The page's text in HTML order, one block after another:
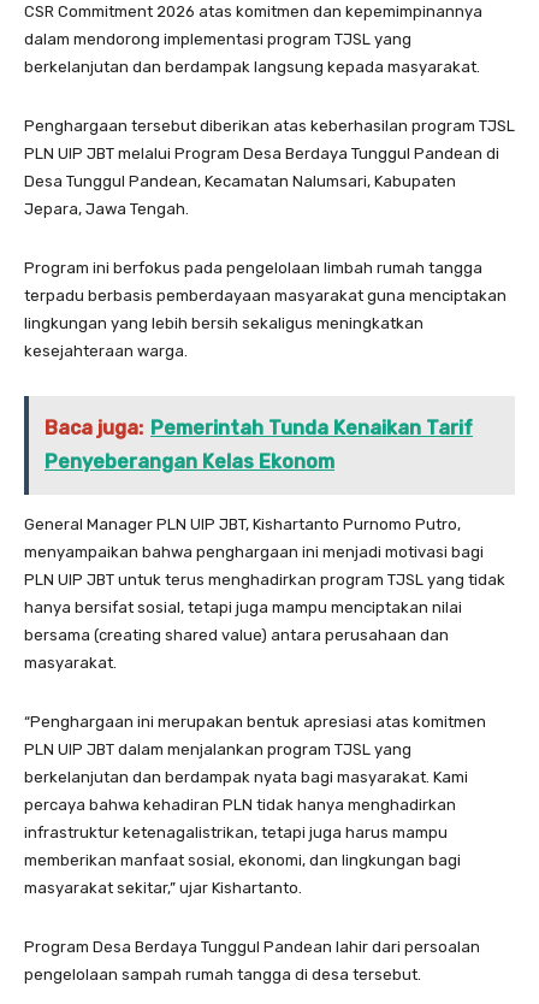
CSR Commitment 2026 atas komitmen dan kepemimpinannya
dalam mendorong implementasi program TJSL yang
berkelanjutan dan berdampak langsung kepada masyarakat.
Penghargaan tersebut diberikan atas keberhasilan program TJSL
PLN UIP JBT melalui Program Desa Berdaya Tunggul Pandean di
Desa Tunggul Pandean, Kecamatan Nalumsari, Kabupaten
Jepara, Jawa Tengah.
Program ini berfokus pada pengelolaan limbah rumah tangga
terpadu berbasis pemberdayaan masyarakat guna menciptakan
lingkungan yang lebih bersih sekaligus meningkatkan
kesejahteraan warga.
Baca juga: Pemerintah Tunda Kenaikan Tarif
Penyeberangan Kelas Ekonom
General Manager PLN UIP JBT, Kishartanto Purnomo Putro,
menyampaikan bahwa penghargaan ini menjadi motivasi bagi
PLN UIP JBT untuk terus menghadirkan program TJSL yang tidak
hanya bersifat sosial, tetapi juga mampu menciptakan nilai
bersama (creating shared value) antara perusahaan dan
masyarakat.
“Penghargaan ini merupakan bentuk apresiasi atas komitmen
PLN UIP JBT dalam menjalankan program TJSL yang
berkelanjutan dan berdampak nyata bagi masyarakat. Kami
percaya bahwa kehadiran PLN tidak hanya menghadirkan
infrastruktur ketenagalistrikan, tetapi juga harus mampu
memberikan manfaat sosial, ekonomi, dan lingkungan bagi
masyarakat sekitar,” ujar Kishartanto.
Program Desa Berdaya Tunggul Pandean lahir dari persoalan
pengelolaan sampah rumah tangga di desa tersebut.